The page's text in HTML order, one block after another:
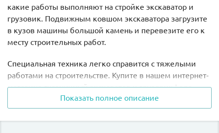
какие работы выполняют на стройке экскаватор и
грузовик. Подвижным ковшом экскаватора загрузите
в кузов машины большой камень и перевезите его к
месту строительных работ.
Специальная техника легко справится с тяжелыми
работами на строительстве. Купите в нашем интернет-
магазине гусеничный экскаватор и грузовик Lego
10931 и покажите своему малышу, как нужно
нагружать и перевозить большие грузы. Для
строительства нужно много материалов: камней,
Показать полное описание